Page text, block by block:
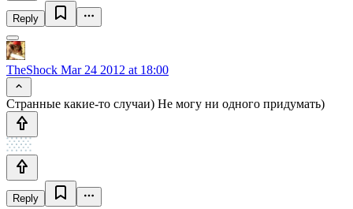
Reply
TheShock Mar 24 2012 at 18:00
Странные какие-то случаи) Не могу ни одного придумать)
Reply